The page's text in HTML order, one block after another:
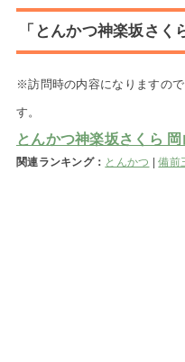
「とんかつ神楽坂さ
※訪問時の内容になりますの
す。
とんかつ神楽坂さくら
関連ランキング： とんかつ |備前